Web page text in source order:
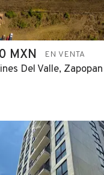
MXN EN VENTA
Del Valle, Zapopan